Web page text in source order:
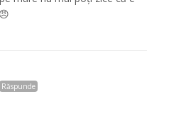
Răspunde